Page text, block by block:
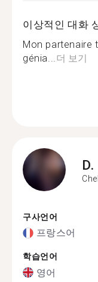
이상적인 대화
Mon partenaire
génia... 더 보기
D.
구사언어
프랑스어
학습언어
영어